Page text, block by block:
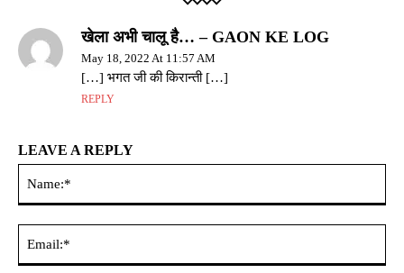
खेला अभी चालू है… – GAON KE LOG
May 18, 2022 At 11:57 AM
[…] भगत जी की किरान्ती […]
REPLY
LEAVE A REPLY